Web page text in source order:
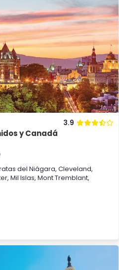
3.9
y Canadá
del Niágara, Cleveland,
, Mil Islas, Mont Tremblant,